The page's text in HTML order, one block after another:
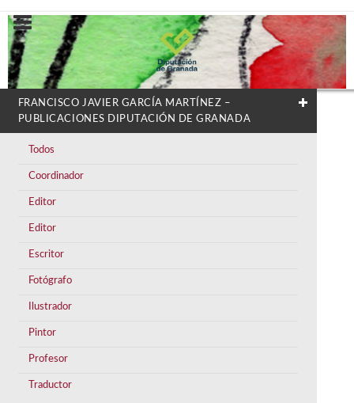
FRANCISCO JAVIER GARCÍA MARTÍNEZ –
PUBLICACIONES DIPUTACIÓN DE GRANADA
Todos
Coordinador
Editor
Editor
Escritor
Fotógrafo
Ilustrador
Pintor
Profesor
Traductor